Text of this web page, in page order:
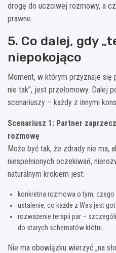
drogę do uczciwej rozmowy, a
prawne.
5. Co dalej, gdy
niepokojąco
Moment, w którym przyznaje się
nie tak”, jest przełomowy. Dalej
scenariuszy – każdy z innymi
Scenariusz 1: Partner
rozmowę
Może być tak, że zdrady nie ma,
niespełnionych oczekiwań,
naturalnym krokiem jest:
konkretna rozmowa o tym,
ustalenie, co każde z Was jest
rozważenie terapii par –
do starych schematów kłótni.
Nie ma obowiązku wierzyć „na